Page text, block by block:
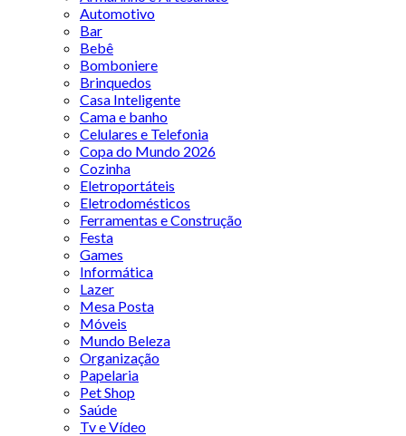
Automotivo
Bar
Bebê
Bomboniere
Brinquedos
Casa Inteligente
Cama e banho
Celulares e Telefonia
Copa do Mundo 2026
Cozinha
Eletroportáteis
Eletrodomésticos
Ferramentas e Construção
Festa
Games
Informática
Lazer
Mesa Posta
Móveis
Mundo Beleza
Organização
Papelaria
Pet Shop
Saúde
Tv e Vídeo